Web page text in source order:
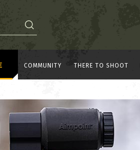
COMMUNITY THERE TO SHOOT